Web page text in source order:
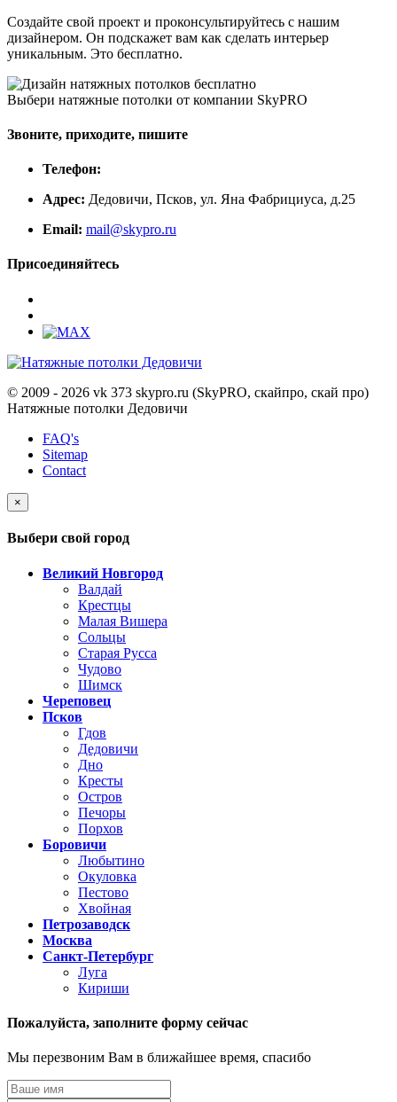
Создайте свой проект и проконсультируйтесь с нашим
дизайнером. Он подскажет вам как сделать интерьер
уникальным. Это бесплатно.
Выбери натяжные потолки от компании SkyPRO
Звоните, приходите, пишите
Телефон:
Адрес: Дедовичи, Псков, ул. Яна Фабрициуса, д.25
Email: mail@skypro.ru
Присоединяйтесь
© 2009 - 2026 vk 373 skypro.ru (SkyPRO, скайпро, скай про)
Натяжные потолки Дедовичи
FAQ's
Sitemap
Contact
×
Выбери свой город
Великий Новгород
Валдай
Крестцы
Малая Вишера
Сольцы
Старая Русса
Чудово
Шимск
Череповец
Псков
Гдов
Дедовичи
Дно
Кресты
Остров
Печоры
Порхов
Боровичи
Любытино
Окуловка
Пестово
Хвойная
Петрозаводск
Москва
Санкт-Петербург
Луга
Кириши
Пожалуйста, заполните форму сейчас
Мы перезвоним Вам в ближайшее время, спасибо